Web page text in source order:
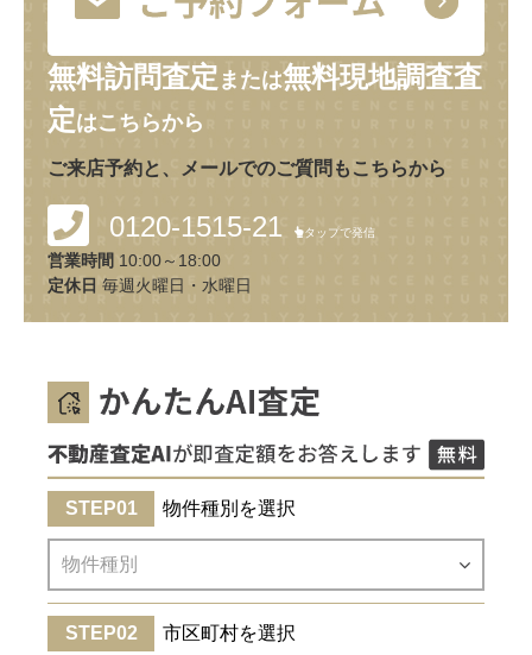
無料訪問査定 または無料現地調査査
定はこちらから
ご来店予約と、メールでのご質問もこちらから
0120-1515-21 タップで発信
営業時間 10:00～18:00
定休日 毎週火曜日・水曜日
物件種別を選択
市区町村を選択